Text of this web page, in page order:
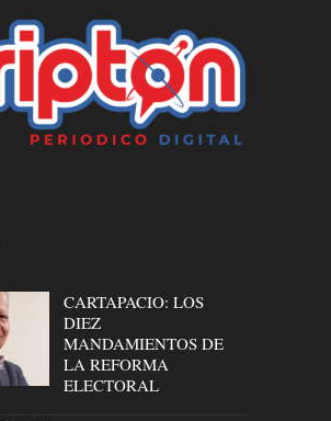
CARTAPACIO: LOS
DIEZ
MANDAMIENTOS DE
LA REFORMA
ELECTORAL